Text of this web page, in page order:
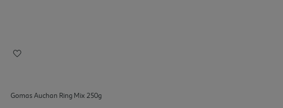
Gomas Auchan Ring Mix 250g